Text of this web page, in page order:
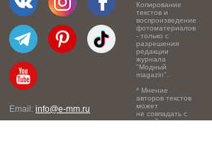
Email: info@e-mm.ru
Копирование
текстов и
воспроизведение
фотоматериалов
- только с
разрешения
редакции
журнала
"Модный
magazin".
* Мнение
авторов текстов
может
не совпадать с
точкой зрения